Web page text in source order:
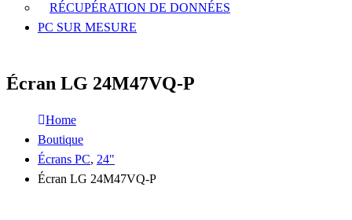
RÉCUPÉRATION DE DONNÉES
PC SUR MESURE
Écran LG 24M47VQ-P
Home
Boutique
Écrans PC, 24"
Écran LG 24M47VQ-P